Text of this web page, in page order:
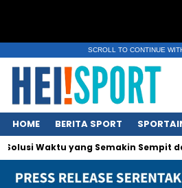
SCROLL TO CONTINUE
HOME BERITA SPORT
Waktu yang Semakin Sempit